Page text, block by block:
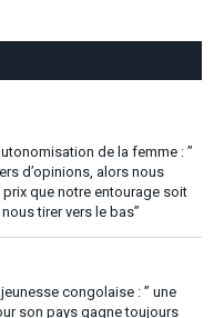
de la femme : ”
d’opinions, alors nous
que notre entourage soit
tirer vers le bas”
congolaise : ” une
son pays gagne toujours